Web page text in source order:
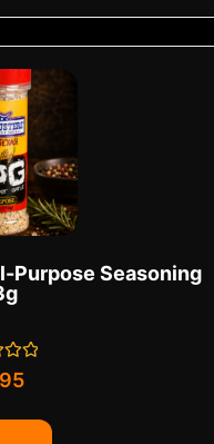
Purpose Seasoning